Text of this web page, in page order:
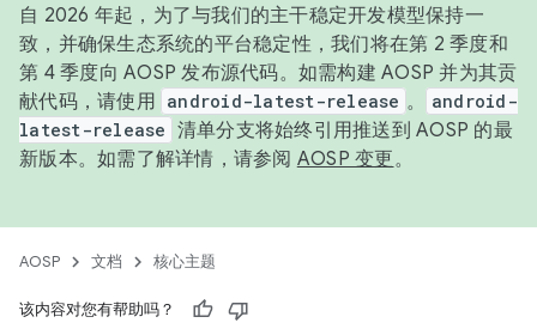
自 2026 年起，为了与我们的主干稳定开发模型保持一
致，并确保生态系统的平台稳定性，我们将在第 2 季度和
第 4 季度向 AOSP 发布源代码。如需构建 AOSP 并为其贡
献代码，请使用 android-latest-release 。
android-
latest-release 清单分支将始终引用推送到 AOSP 的最
新版本。如需了解详情，请参阅 AOSP 变更。
AOSP 文档 核心主题
该内容对您有帮助吗？